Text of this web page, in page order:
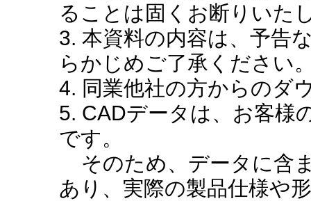
ることは固くお断りいた
3. 本資料の内容は、予告
らかじめご了承ください
4. 同業他社の方からのダ
5. CADデータは、お客様
です。
そのため、データに含
あり、実際の製品仕様や